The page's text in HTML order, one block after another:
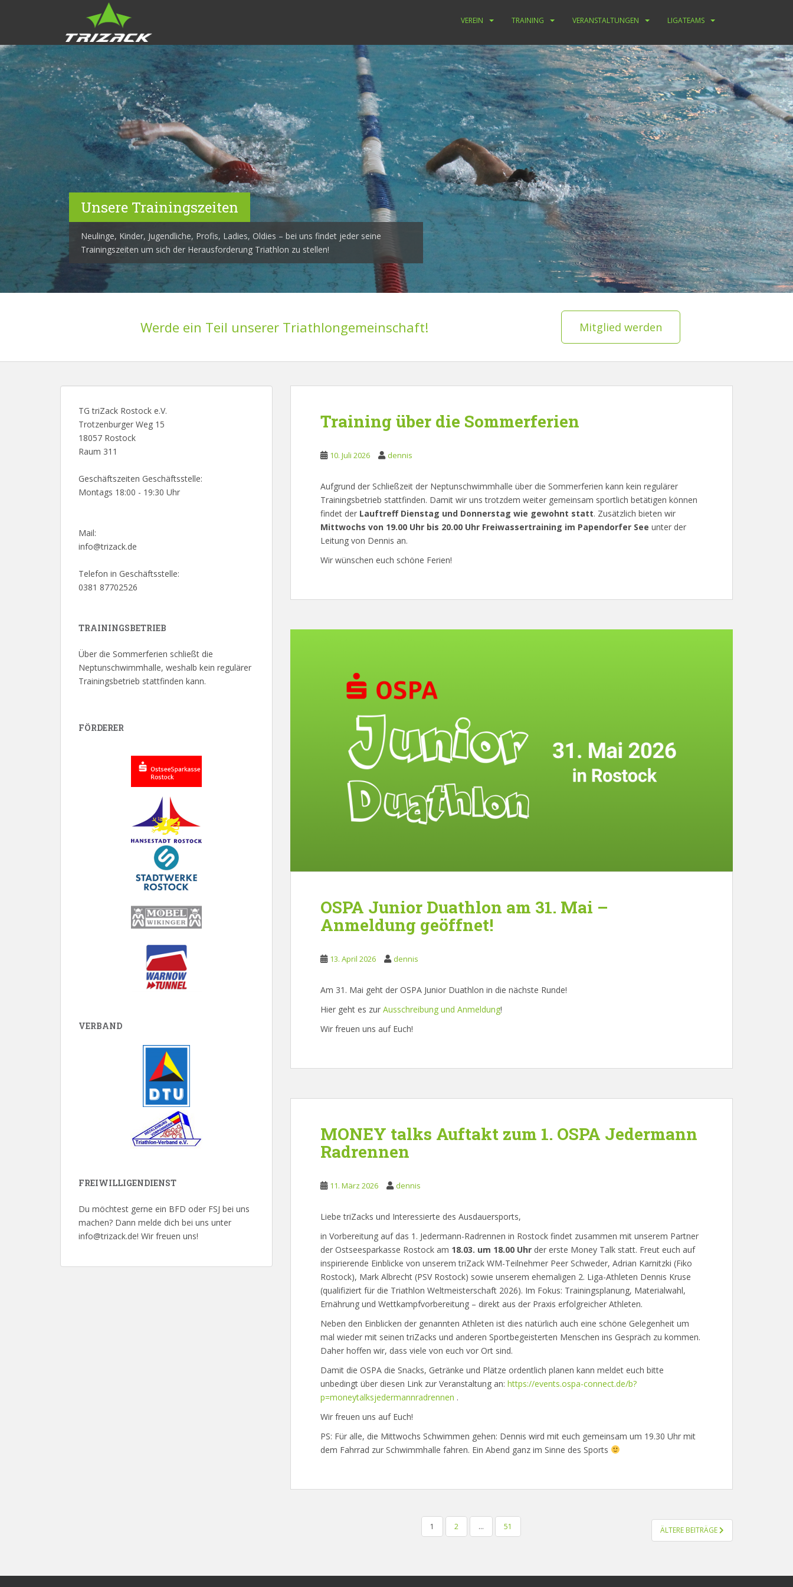
p
t
m
a
o
n
VEREIN TRAINING VERANSTALTUNGEN LIGATEAMS
Unsere Trainingszeiten
Neulinge, Kinder, Jugendliche, Profis, Ladies, Oldies – bei uns findet jeder seine
Trainingszeiten um sich der Herausforderung Triathlon zu stellen!
Werde ein Teil unserer Triathlongemeinschaft! Mitglied werden
Training über die Sommerferien
10. Juli 2026 dennis
Aufgrund der Schließzeit der Neptunschwimmhalle über die Sommerferien kann kein regulärer
Trainingsbetrieb stattfinden. Damit wir uns trotzdem weiter gemeinsam sportlich betätigen können
findet der Lauftreff Dienstag und Donnerstag wie gewohnt statt. Zusätzlich bieten wir
Mittwochs von 19.00 Uhr bis 20.00 Uhr Freiwassertraining im Papendorfer See unter der
Leitung von Dennis an.
Wir wünschen euch schöne Ferien!
OSPA Junior Duathlon am 31. Mai –
Anmeldung geöffnet!
13. April 2026 dennis
Am 31. Mai geht der OSPA Junior Duathlon in die nächste Runde!
Hier geht es zur Ausschreibung und Anmeldung!
Wir freuen uns auf Euch!
MONEY talks Auftakt zum 1. OSPA Jedermann
Radrennen
11. März 2026 dennis
Liebe triZacks und Interessierte des Ausdauersports,
in Vorbereitung auf das 1. Jedermann-Radrennen in Rostock findet zusammen mit unserem Partner
der Ostseesparkasse Rostock am 18.03. um 18.00 Uhr der erste Money Talk statt. Freut euch auf
inspirierende Einblicke von unserem triZack WM-Teilnehmer Peer Schweder, Adrian Karnitzki (Fiko
Rostock), Mark Albrecht (PSV Rostock) sowie unserem ehemaligen 2. Liga-Athleten Dennis Kruse
(qualifiziert für die Triathlon Weltmeisterschaft 2026). Im Fokus: Trainingsplanung, Materialwahl,
Ernährung und Wettkampfvorbereitung – direkt aus der Praxis erfolgreicher Athleten.
Neben den Einblicken der genannten Athleten ist dies natürlich auch eine schöne Gelegenheit um
mal wieder mit seinen triZacks und anderen Sportbegeisterten Menschen ins Gespräch zu kommen.
Daher hoffen wir, dass viele von euch vor Ort sind.
Damit die OSPA die Snacks, Getränke und Plätze ordentlich planen kann meldet euch bitte
unbedingt über diesen Link zur Veranstaltung an: https://events.ospa-connect.de/b?
p=moneytalksjedermannradrennen .
Wir freuen uns auf Euch!
PS: Für alle, die Mittwochs Schwimmen gehen: Dennis wird mit euch gemeinsam um 19.30 Uhr mit
dem Fahrrad zur Schwimmhalle fahren. Ein Abend ganz im Sinne des Sports
BEITRAGSNAVIGATION
1 2 … 51 ÄLTERE BEITRÄGE
TG triZack Rostock e.V.
Trotzenburger Weg 15
18057 Rostock
Raum 311
Geschäftszeiten Geschäftsstelle:
Montags 18:00 - 19:30 Uhr
Mail:
info@trizack.de
Telefon in Geschäftsstelle:
0381 87702526
TRAININGSBETRIEB
Über die Sommerferien schließt die
Neptunschwimmhalle, weshalb kein regulärer
Trainingsbetrieb stattfinden kann.
FÖRDERER
VERBAND
FREIWILLIGENDIENST
Du möchtest gerne ein BFD oder FSJ bei uns
machen? Dann melde dich bei uns unter
info@trizack.de! Wir freuen uns!